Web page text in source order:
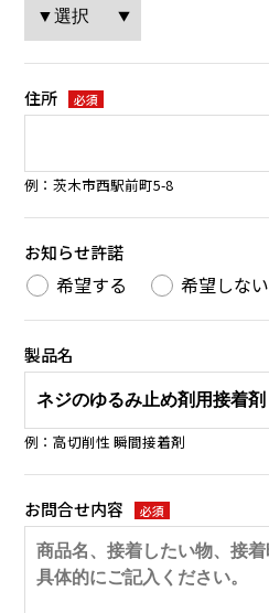
住所 必須
例：茨木市西駅前町5-8
お知らせ許諾
希望する 希望しない
製品名
例：高切削性 瞬間接着剤
お問合せ内容 必須